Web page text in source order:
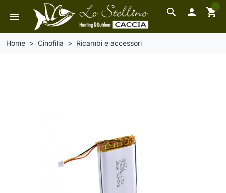
search
menu  shopping_cart
0
Home Cinofilia Ricambi e accessori